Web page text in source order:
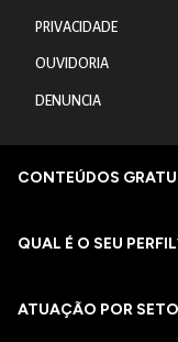
PRIVACIDADE
OUVIDORIA
DENUNCIA
CONTEÚDOS
QUAL É O SEU
ATUAÇÃO POR